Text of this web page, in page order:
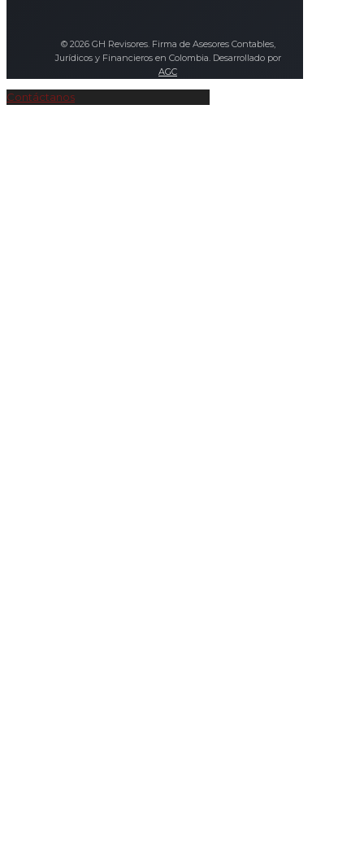
© 2026 GH Revisores. Firma de Asesores Contables,
Jurídicos y Financieros en Colombia. Desarrollado por
AGC
Contáctanos